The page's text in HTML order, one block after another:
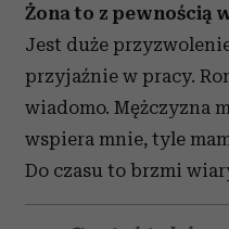
Żona to z pewnością
Jest duże
przyjaźnie w pracy.
wiadomo. Mężczyzna
wspiera mnie, tyle
Do czasu to brzmi